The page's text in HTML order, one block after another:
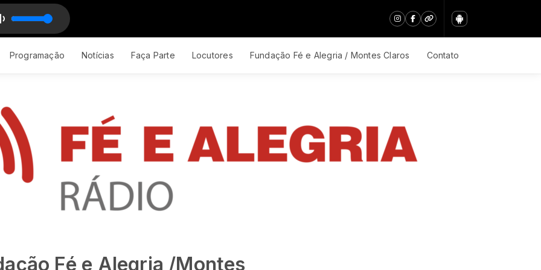
Programação Notícias Faça Parte Locutores Fundação Fé e Alegria / Montes Claros Contato
Fé e Alegria /Montes